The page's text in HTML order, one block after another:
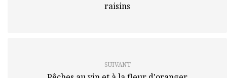
raisins
SUIVANT